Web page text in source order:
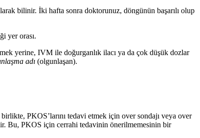
bilinir. İki hafta sonra doktorunuz, döngünün başarılı olup
yer orası.
yerine, IVM ile doğurganlık ilacı ya da çok düşük dozlar
adı (olgunlaşan).
PKOS’larını tedavi etmek için over sondajı veya over
Bu, PKOS için cerrahi tedavinin önerilmemesinin bir